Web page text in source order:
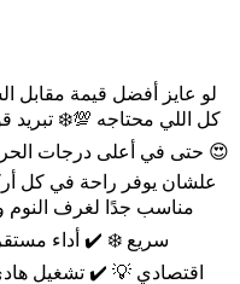
كل اللي محتاجه 💯❄️ تبريد
😍 حتى في أعلى درجات
علشان يوفر راحة في كل
مناسب جدًا لغرف النوم
سريع ❄️ ✔️ أداء
اقتصادي 💡 ✔️ تشغيل